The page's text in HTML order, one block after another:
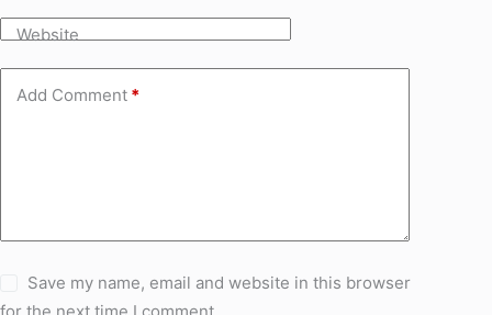
Website
Add Comment *
Save my name, email and website in this browser